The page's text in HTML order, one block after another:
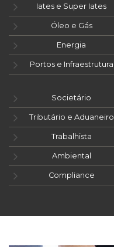
Iates e Super Iates
Óleo e Gás
Energia
Portos e Infraestrutura
Societário
Tributário e Aduaneiro
Trabalhista
Ambiental
Compliance